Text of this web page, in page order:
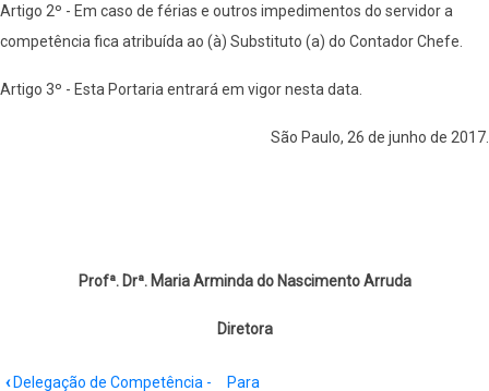
Artigo 2º - Em caso de férias e outros impedimentos do servidor a
competência fica atribuída ao (à) Substituto (a) do Contador Chefe.
Artigo 3º - Esta Portaria entrará em vigor nesta data.
São Paulo, 26 de junho de 2017.
Profª. Drª. Maria Arminda do Nascimento Arruda
Diretora
Book
‹Delegação de Competência - Para